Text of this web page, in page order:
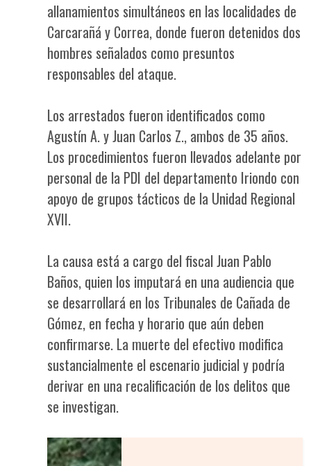
allanamientos simultáneos en las localidades de
Carcarañá y Correa, donde fueron detenidos dos
hombres señalados como presuntos
responsables del ataque.
Los arrestados fueron identificados como
Agustín A. y Juan Carlos Z., ambos de 35 años.
Los procedimientos fueron llevados adelante por
personal de la PDI del departamento Iriondo con
apoyo de grupos tácticos de la Unidad Regional
XVII.
La causa está a cargo del fiscal Juan Pablo
Baños, quien los imputará en una audiencia que
se desarrollará en los Tribunales de Cañada de
Gómez, en fecha y horario que aún deben
confirmarse. La muerte del efectivo modifica
sustancialmente el escenario judicial y podría
derivar en una recalificación de los delitos que
se investigan.